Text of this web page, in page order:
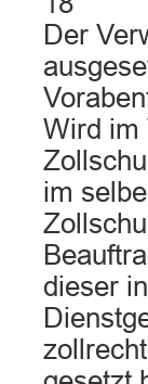
Der
Wird im
im
dieser